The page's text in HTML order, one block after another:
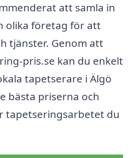
att samla in
olika företag för att
tjänster. Genom att
pris.se kan du enkelt
tapetserare i Älgö
bästa priserna och
tapetseringsarbetet du